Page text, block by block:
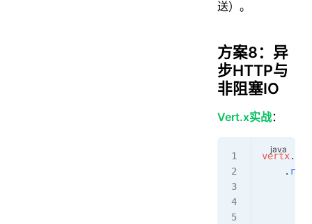
送）。
方案8：异
步HTTP与
非阻塞IO
Vert.x实战：
vertx.
    .